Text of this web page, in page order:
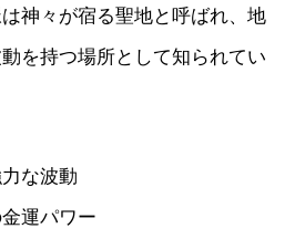
神々が宿る聖地と呼ばれ、地
を持つ場所として知られてい
な波動
運パワー